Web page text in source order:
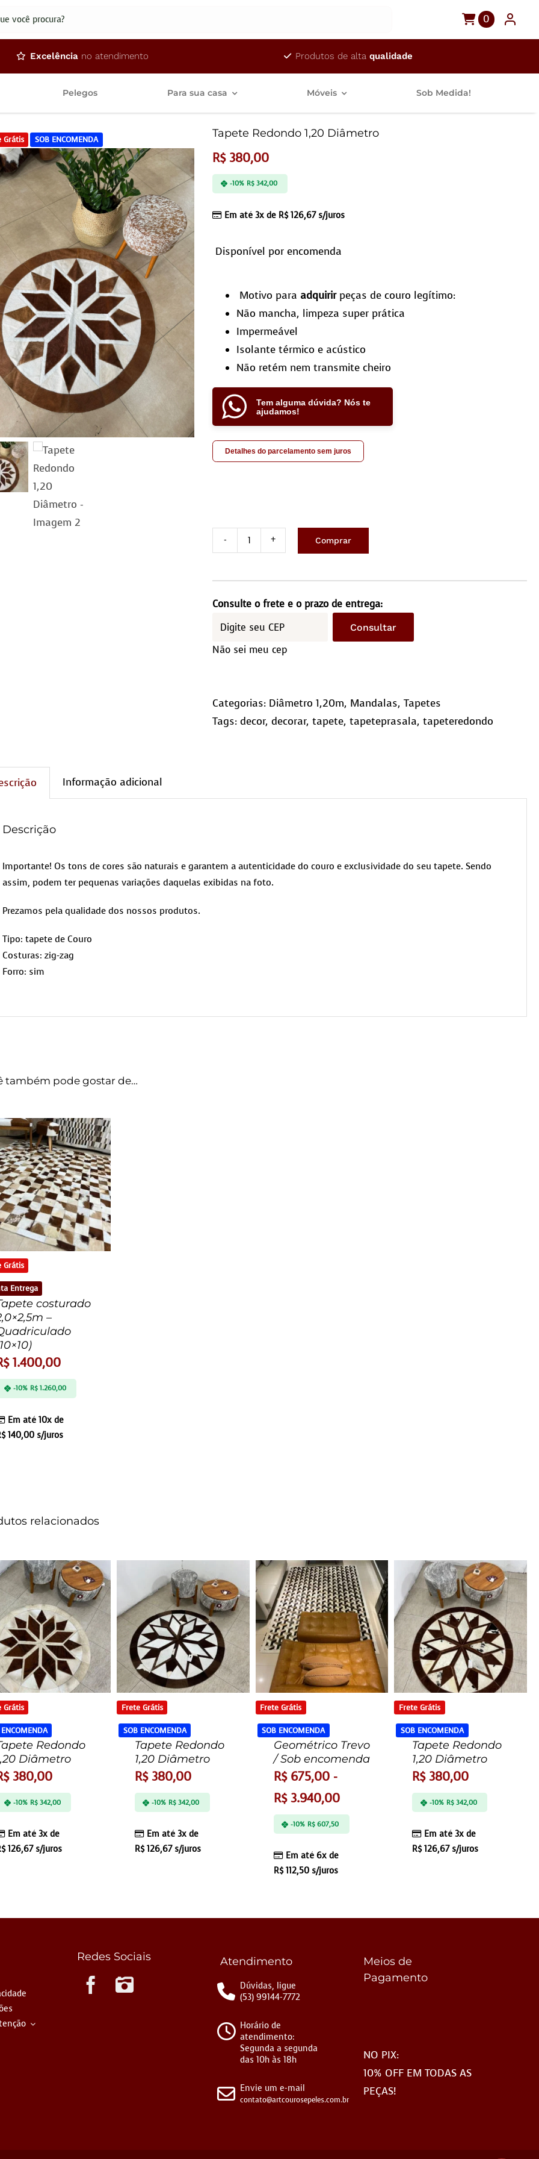
0
Excelência no atendimento Produtos de altaqualidade
Pelegos Para sua casa Móveis Sob Medida!
Grátis SOB ENCOMENDA Tapete Redondo 1,20 Diâmetro
R$380,00
Em até 3x de R$126,67s/juros
-10% R$342,00
Disponível por encomenda
Motivo para adquirirpeças de couro legítimo:
Não mancha, limpeza super prática
Impermeável
Isolante térmico e acústico
Não retém nem transmite cheiro
Tem alguma dúvida? Nós te
ajudamos!
Detalhes do parcelamento sem juros
1,20
Diâmetro
quantidade
Comprar
Consulte o frete e o prazo de entrega:
Consultar
Não sei meu cep
Categorias: Diâmetro 1,20m, Mandalas,Tapetes
Tags:decor,decorar,tapete,tapeteprasala,tapeteredondo
Informação adicional
Descrição
Importante! Os tons de cores são naturais e garantem a autenticidade do couro e exclusividade do seu tapete. Sendo
assim, podem ter pequenas variações daquelas exibidas na foto.
Prezamos pela qualidade dos nossos produtos.
Tipo: tapete de Couro
Costuras: zig-zag
Forro: sim
também pode gostar de…
Grátis
Entrega
costurado
–
1.400,00
Em até 10x de
140,00 s/juros
-10% R$1.260,00
relacionados
Grátis
Redondo
Diâmetro
380,00
Em até 3x de
126,67s/juros
-10% R$342,00
Frete Grátis
SOB ENCOMENDA
Tapete Redondo
1,20 Diâmetro
R$380,00
Em até 3x de
R$126,67s/juros
-10% R$ 342,00
Frete Grátis
SOB ENCOMENDA
Geométrico Trevo
/ Sob encomenda
R$675,00 -
R$3.940,00
Em até 6x de
R$112,50s/juros
-10% R$ 607,50
Frete Grátis
SOB ENCOMENDA
Tapete Redondo
1,20 Diâmetro
R$380,00
Em até 3x de
R$126,67s/juros
-10% R$342,00
Redes Sociais Atendimento
Dúvidas, ligue
(53) 99144-7772
Horário de
atendimento:
Segunda a segunda
das 10h às 18h
Envie um e-mail
contato@artcourosepeles.com.br
Meios de
Pagamento
NO PIX:
10% OFF EM TODAS AS
PEÇAS!